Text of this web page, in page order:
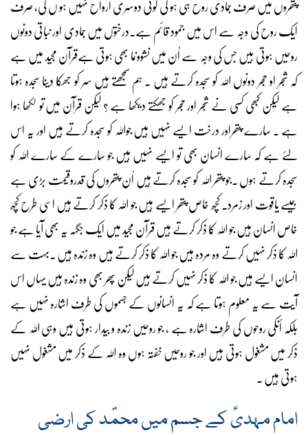
ایک روح کی وجہ سے اس میں جمود قائم ہے۔درختوں میں جمادی اور نباتی دونوں
روحیں ہوتی ہیں جس کی وجہ سے اُن میں نشوونما بھی ہوتی ہےقرآن مجید میں ہے
کہ شجر او حجر دونوں اللہ کو سجدہ کرتے ہیں ۔ ہم سمجھتے ہیں سر کو جھکا دینا سجدہ ہوتا
ہے لیکن کبھی کسی نے شجر اور حجر کو جھکتے دیکھا ہے ؟ لیکن قرآن میں تو لکھا ہوا
ہے ۔ سارے پتھراور درخت ایسے نہیں ہیں جواللہ کو سجدہ کرتے ہیں اور یہ اس
لئے ہے کہ سارے انسان بھی تو ایسے نہیں ہیں جو سارے کے سارے اللہ کو
سجدہ کرتے ہوں ۔جو پتھر اللہ کو سجدہ کرتے ہیں اُن پتھروں کی قدروقیمت بڑی ہے
جیسے یاقوت اور زمرد۔ کچھ خاص پتھر ایسے ہیں جو اللہ کا ذکر کرتے ہیں اسی طرح کچھ
خاص انسان ہیں جو اللہ کا ذکر کرتے ہیں قرآن مجید میں ایک جگہہ یہ بھی آیا ہے جو
اللہ کا ذکر نہیں کرتے وہ مردہ ہیں جو اللہ کا ذکر کرتے ہیں وہ زندہ ہیں ۔بہت سے
انسان ایسے ہیں جو اللہ کا ذکر نہیں کرتے ہیں لیکن پھر بھی وہ زندہ ہیں یہاں اس
آیت سے یہ معلوم ہوتا ہے کہ یہ انسانوں کے جسموں کی طرف اشارہ نہیں ہے
بلکہ اُنکی روحوں کی طرف اشارہ ہے ، جو روحیں زندہ و بیدار ہوتی ہیں وہی اللہ کے
ذکر میں مشغول ہوتی ہیں اور جو روحیں خفتہ ہوں وہ اللہ کے ذکر میں مشغول نہیں
ہوتی ہیں ۔
امام مہدیؑ کے جسم میں محمؐد کی ارضی